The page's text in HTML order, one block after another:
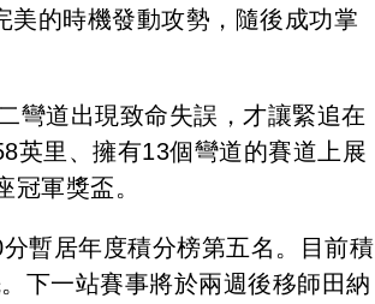
的時機發動攻勢，隨後成功掌
彎道出現致命失誤，才讓緊追在
英里、擁有13個彎道的賽道上展
軍獎盃。
暫居年度積分榜第五名。目前積
下一站賽事將於兩週後移師田納